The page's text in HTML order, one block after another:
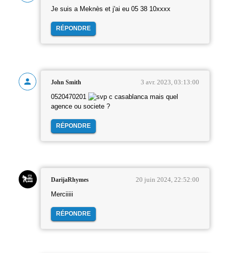
Je suis a Meknès et j'ai eu 05 38 10xxxx
RÉPONDRE
John Smith 3 avr. 2023, 03:13:00
0520470201
c casablanca mais quel
agence ou societe ?
RÉPONDRE
DarijaRhymes 20 juin 2024, 22:52:00
Merciiiii
RÉPONDRE